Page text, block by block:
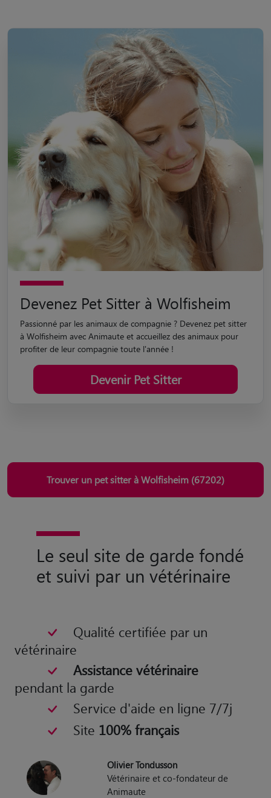
Devenez Pet Sitter à Wolfisheim
Passionné par les animaux de compagnie ? Devenez pet sitter
à Wolfisheim avec Animaute et accueillez des animaux pour
profiter de leur compagnie toute l'année !
Devenir Pet Sitter
Trouver un pet sitter à Wolfisheim (67202)
Le seul site de garde fondé
et suivi par un vétérinaire
Qualité certifiée par un
vétérinaire
Assistance vétérinaire
pendant la garde
Service d'aide en ligne 7/7j
Site 100% français
Olivier Tondusson
Vétérinaire et co-fondateur de
Animaute